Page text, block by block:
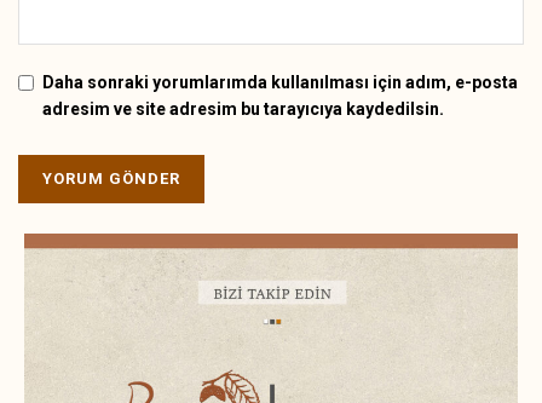
Daha sonraki yorumlarımda kullanılması için adım, e-posta
adresim ve site adresim bu tarayıcıya kaydedilsin.